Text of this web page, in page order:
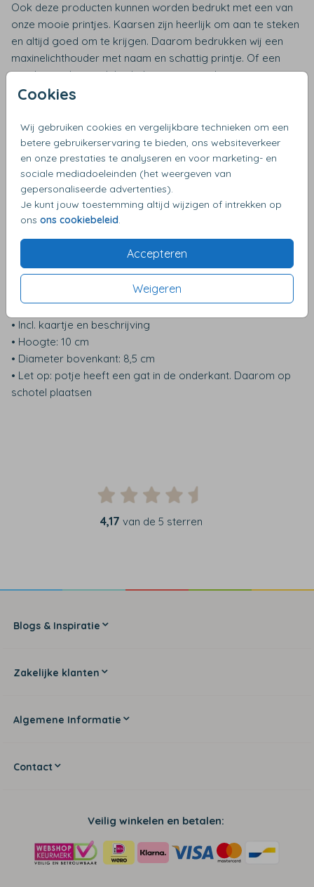
Cookies
Wij gebruiken cookies en vergelijkbare technieken om een
betere gebruikerservaring te bieden, ons websiteverkeer
en onze prestaties te analyseren en voor marketing- en
sociale mediadoeleinden (het weergeven van
gepersonaliseerde advertenties).
Je kunt jouw toestemming altijd wijzigen of intrekken op
ons ons cookiebeleid
Accepteren
Weigeren
Ook deze producten kunnen worden bedrukt met een van
onze mooie printjes. Kaarsen zijn heerlijk om aan te steken
en altijd goed om te krijgen. Daarom bedrukken wij een
maxinelichthouder met naam en schattig printje. Of een
geurkaars die wordt bedrukt met een sticker. .
bedrijfslogo
Het bloempotje kan ook worden bedrukt met eigen logo.
Leuk als relatiegeschenk of om je medewerkers een hart
onder de riem te steken. Voor meer informatie of een
ander product die je met bedrijfslogo wilt laten bedrukken
kun je contact opnemenen met onze accountmanagers.
Telefonisch of via de mail naar bedrijven@simplycolors.nl.
Producteigenschappen
• Geleverd met bloembolletjes
• Incl. kaartje en beschrijving
• Hoogte: 10 cm
• Diameter bovenkant: 8,5 cm
• Let op: potje heeft een gat in de onderkant. Daarom op
schotel plaatsen
4,17 van de 5 sterren
Blogs & Inspiratie
Zakelijke klanten
Algemene Informatie
Contact
Veilig winkelen en betalen: